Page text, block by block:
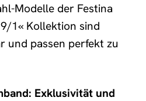
Modelle der Festina
1« Kollektion sind
und passen perfekt zu
Exklusivität und